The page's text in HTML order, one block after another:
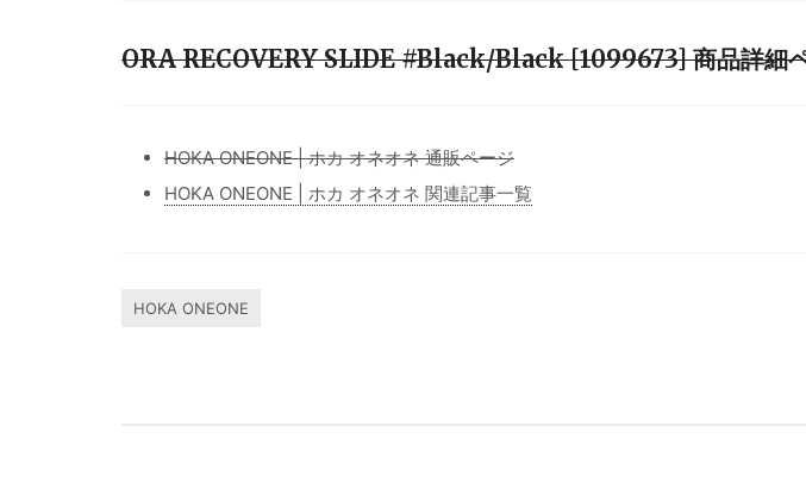
ORA RECOVERY SLIDE #Black/Black [1099673] 商品詳細
HOKA ONEONE | ホカ オネオネ 通販ページ
HOKA ONEONE | ホカ オネオネ 関連記事一覧
HOKA ONEONE